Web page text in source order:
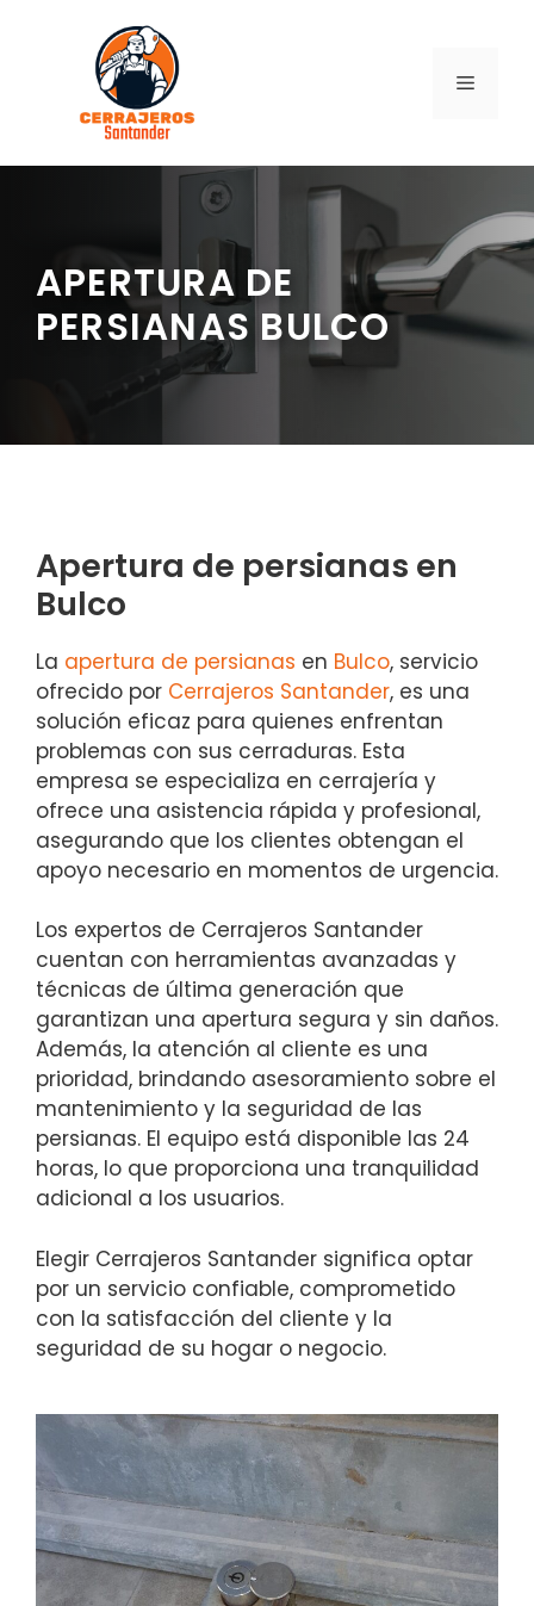
contenido
MENÚ
APERTURA DE
PERSIANAS BULCO
Apertura de persianas en
Bulco
La apertura de persianas en Bulco, servicio
ofrecido por Cerrajeros Santander, es una
solución eficaz para quienes enfrentan
problemas con sus cerraduras. Esta
empresa se especializa en cerrajería y
ofrece una asistencia rápida y profesional,
asegurando que los clientes obtengan el
apoyo necesario en momentos de urgencia.
Los expertos de Cerrajeros Santander
cuentan con herramientas avanzadas y
técnicas de última generación que
garantizan una apertura segura y sin daños.
Además, la atención al cliente es una
prioridad, brindando asesoramiento sobre el
mantenimiento y la seguridad de las
persianas. El equipo está disponible las 24
horas, lo que proporciona una tranquilidad
adicional a los usuarios.
Elegir Cerrajeros Santander significa optar
por un servicio confiable, comprometido
con la satisfacción del cliente y la
seguridad de su hogar o negocio.